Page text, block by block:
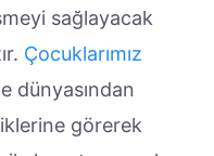
sağlayacak
Çocuklarımız
dünyasından
görerek